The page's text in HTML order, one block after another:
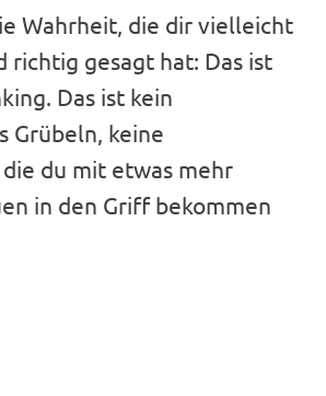
Wahrheit, die dir vielleicht
richtig gesagt hat: Das ist
Das ist kein
Grübeln, keine
du mit etwas mehr
in den Griff bekommen